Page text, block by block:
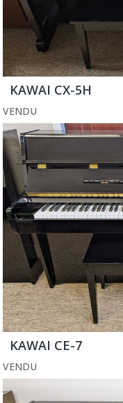
KAWAI CX-5H
VENDU
KAWAI CE-7
VENDU